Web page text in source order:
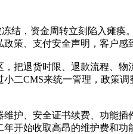
结，资金周转立刻陷入瘫
策、支付安全声明，客户感
把退货时限、退款流程、
二CMS来统一管理，政策
护、安全证书续费、功能
开始收取高昂的维护费和功